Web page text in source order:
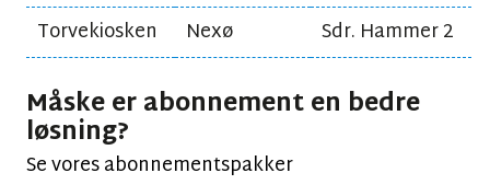
Torvekiosken
Nexø Sdr. Hammer 2
Måske er abonnement en bedre
løsning?
Se vores abonnementspakker